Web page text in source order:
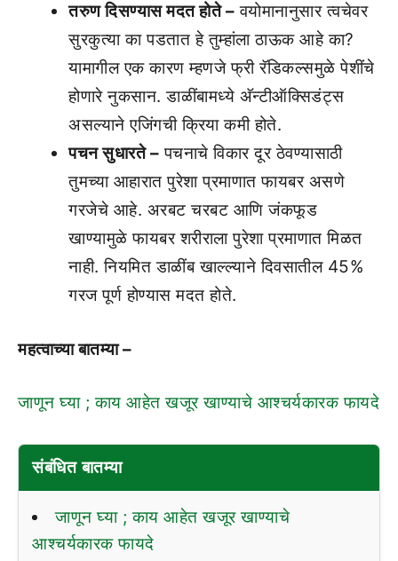
तरुण दिसण्यास मदत होते – वयोमानानुसार त्वचेवर
सुरकुत्या का पडतात हे तुम्हांला ठाऊक आहे का?
यामागील एक कारण म्हणजे फ्री रॅडिकल्समुळे पेशींचे
होणारे नुकसान. डाळींबामध्ये अ‍ॅन्टीऑक्सिडंट्स
असल्याने एजिंगची क्रिया कमी होते.
पचन सुधारते – पचनाचे विकार दूर ठेवण्यासाठी
तुमच्या आहारात पुरेशा प्रमाणात फायबर असणे
गरजेचे आहे. अरबट चरबट आणि जंकफूड
खाण्यामुळे फायबर शरीराला पुरेशा प्रमाणात मिळत
नाही. नियमित डाळींब खाल्ल्याने दिवसातील 45%
गरज पूर्ण होण्यास मदत होते.
महत्वाच्या बातम्या –
जाणून घ्या ; काय आहेत खजूर खाण्याचे आश्चर्यकारक फायदे
संबंधित बातम्या
जाणून घ्या ; काय आहेत खजूर खाण्याचे
आश्चर्यकारक फायदे